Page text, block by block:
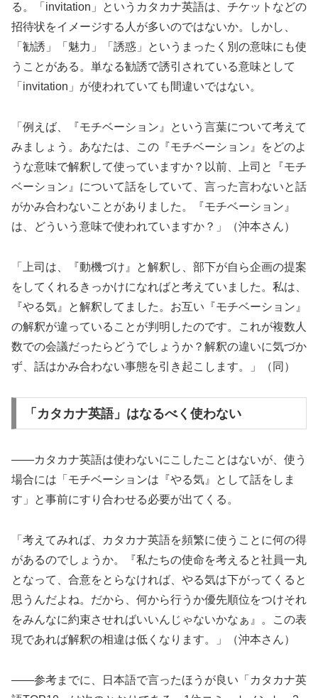
る。「invitation」というカタカナ英語は、チケットなどの
招待状をイメージする人が多いのではないか。しかし、
「勧誘」「魅力」「誘惑」というまったく別の意味にも使
うことがある。単なる勧誘で誘引されている意味として
「invitation」が使われていても間違いではない。
「例えば、『モチベーション』という言葉について考えて
みましょう。あなたは、この『モチベーション』をどのよ
うな意味で解釈して使っていますか？以前、上司と『モチ
ベーション』について話をしていて、言った言わないと話
がかみ合わないことがありました。『モチベーション』
は、どういう意味で使われていますか？」（沖本さん）
「上司は、『動機づけ』と解釈し、部下が自ら企画の提案
をしてくれるきっかけになればと考えていました。私は、
『やる気』と解釈してました。お互い『モチベーション』
の解釈が違っていることが判明したのです。これが複数人
数での会議だったらどうでしょうか？解釈の違いに気づか
ず、話はかみ合わない事態を引き起こします。」（同）
「カタカナ英語」はなるべく使わない
――カタカナ英語は使わないにこしたことはないが、使う
場合には「モチベーションは『やる気』として話をしま
す」と事前にすり合わせる必要が出てくる。
「考えてみれば、カタカナ英語を頻繁に使うことに何の得
があるのでしょうか。『私たちの使命を考えると社員一丸
となって、合意をとらなければ、やる気は下がってくると
思うんだよね。だから、何から行うか優先順位をつけそれ
をみんなに約束させればいいんじゃないかなぁ』。この表
現であれば解釈の相違は低くなります。」（沖本さん）
――参考までに、日本語で言ったほうが良い「カタカナ英